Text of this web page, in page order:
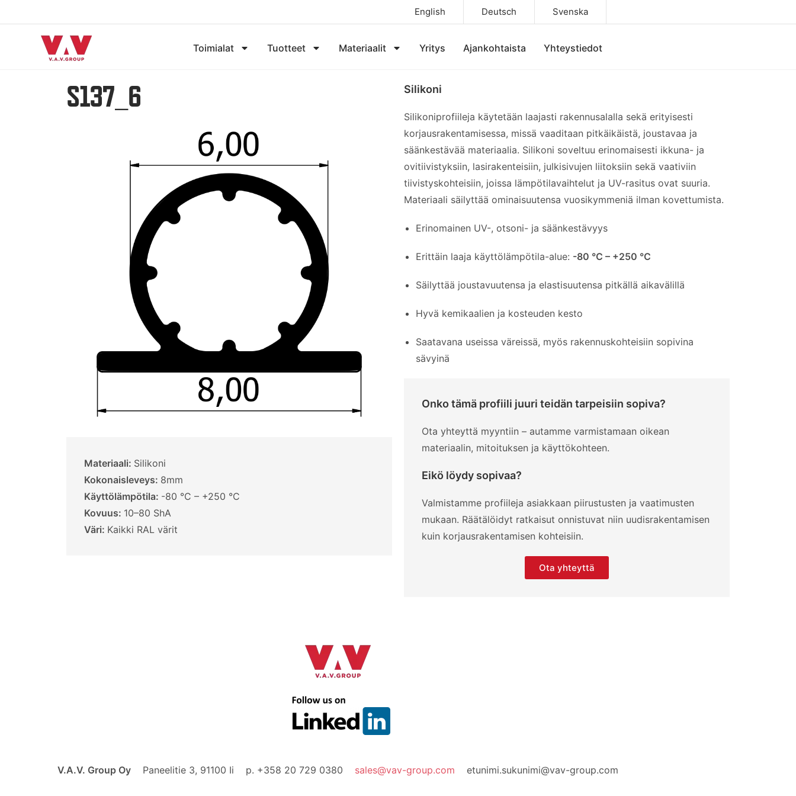
English Deutsch Svenska
Toimialat Tuotteet Materiaalit Yritys Ajankohtaista Yhteystiedot
S137_6
Materiaali: Silikoni
Kokonaisleveys: 8mm
Käyttölämpötila: -80 °C – +250 °C
Kovuus: 10–80 ShA
Väri: Kaikki RAL värit
Silikoni
Silikoniprofiileja käytetään laajasti rakennusalalla sekä erityisesti
korjausrakentamisessa, missä vaaditaan pitkäikäistä, joustavaa ja
säänkestävää materiaalia. Silikoni soveltuu erinomaisesti ikkuna- ja
ovitiivistyksiin, lasirakenteisiin, julkisivujen liitoksiin sekä vaativiin
tiivistyskohteisiin, joissa lämpötilavaihtelut ja UV-rasitus ovat suuria.
Materiaali säilyttää ominaisuutensa vuosikymmeniä ilman kovettumista.
Erinomainen UV-, otsoni- ja säänkestävyys
Erittäin laaja käyttölämpötila-alue: -80 °C – +250 °C
Säilyttää joustavuutensa ja elastisuutensa pitkällä aikavälillä
Hyvä kemikaalien ja kosteuden kesto
Saatavana useissa väreissä, myös rakennuskohteisiin sopivina
sävyinä
Onko tämä profiili juuri teidän tarpeisiin sopiva?
Ota yhteyttä myyntiin – autamme varmistamaan oikean
materiaalin, mitoituksen ja käyttökohteen.
Eikö löydy sopivaa?
Valmistamme profiileja asiakkaan piirustusten ja vaatimusten
mukaan. Räätälöidyt ratkaisut onnistuvat niin uudisrakentamisen
kuin korjausrakentamisen kohteisiin.
Ota yhteyttä
V.A.V. Group Oy Paneelitie 3, 91100 Ii p. +358 20 729 0380 sales@vav-group.com etunimi.sukunimi@vav-group.com